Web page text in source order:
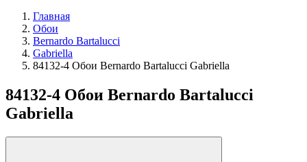
Главная
Обои
Bernardo Bartalucci
Gabriella
84132-4 Обои Bernardo Bartalucci Gabriella
84132-4 Обои Bernardo Bartalucci
Gabriella